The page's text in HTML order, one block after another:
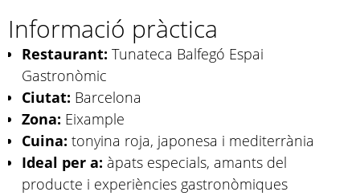
Informació pràctica
Restaurant: Tunateca Balfegó Espai
Gastronòmic
Ciutat: Barcelona
Zona: Eixample
Cuina: tonyina roja, japonesa i mediterrània
Ideal per a: àpats especials, amants del
producte i experiències gastronòmiques